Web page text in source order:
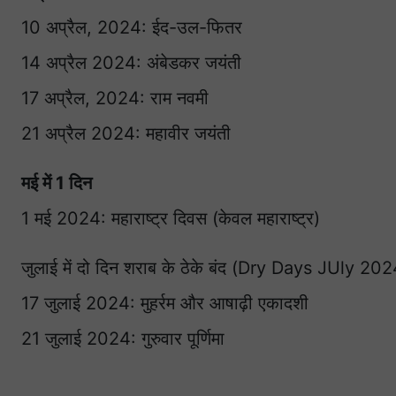
10 अप्रैल, 2024: ईद-उल-फितर
14 अप्रैल 2024: अंबेडकर जयंती
17 अप्रैल, 2024: राम नवमी
21 अप्रैल 2024: महावीर जयंती
मई में 1 दिन
1 मई 2024: महाराष्ट्र दिवस (केवल महाराष्ट्र)
जुलाई में दो दिन शराब के ठेके बंद (Dry Days JUly
17 जुलाई 2024: मुहर्रम और आषाढ़ी एकादशी
21 जुलाई 2024: गुरुवार पूर्णिमा